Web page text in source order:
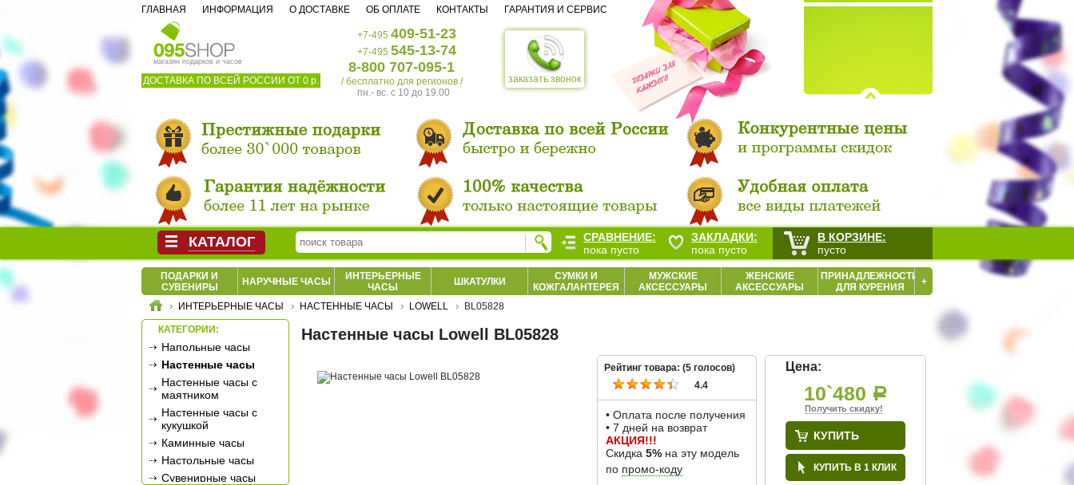
магазин подарков и часов
ДОСТАВКА ПО ВСЕЙ РОССИИ ОТ 0 р. заказать звонок
+7-495 409-51-23
+7-495 545-13-74
8-800 707-095-1
/ бесплатно для регионов /
пн.- вс. c 10 до 19.00
ГЛАВНАЯ ИНФОРМАЦИЯ О ДОСТАВКЕ ОБ ОПЛАТЕ КОНТАКТЫ ГАРАНТИЯ И СЕРВИС
ПОДАРКИ И
СУВЕНИРЫ
НАРУЧНЫЕ ЧАСЫ
ИНТЕРЬЕРНЫЕ
ЧАСЫ
ШКАТУЛКИ
СУМКИ И
КОЖГАЛАНТЕРЕЯ
МУЖСКИЕ
АКСЕССУАРЫ
ЖЕНСКИЕ
АКСЕССУАРЫ
ПРИНАДЛЕЖНОСТИ
ДЛЯ КУРЕНИЯ
+
ИНТЕРЬЕРНЫЕ ЧАСЫ НАСТЕННЫЕ ЧАСЫ LOWELL BL05828
КАТЕГОРИИ:
Напольные часы
Настенные часы
Настенные часы с
маятником
Настенные часы с
кукушкой
Каминные часы
Настольные часы
Сувенирные часы
Настенные часы Lowell BL05828
Рейтинг товара: (5 голосов)
4.4
• Оплата после получения
• 7 дней на возврат
АКЦИЯ!!!
Скидка 5% на эту модель
по промо-коду
Цена:
10`480 Р
Получить скидку!
КУПИТЬ
КУПИТЬ В 1 КЛИК
КАТАЛОГ
СРАВНЕНИЕ:
пока пусто
ЗАКЛАДКИ:
пока пусто
В КОРЗИНЕ:
пусто